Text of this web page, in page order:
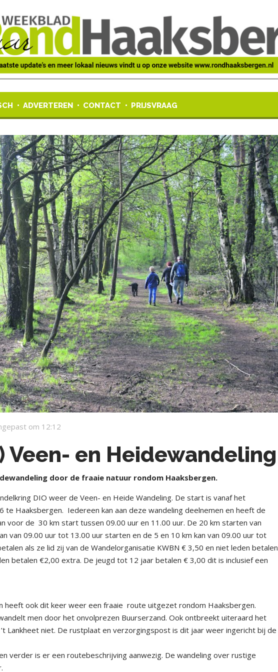
ADVERTEREN CONTACT PRIJSVRAAG
om 12:12
Veen- en Heidewandeling
door de fraaie natuur rondom Haaksbergen.
DIO weer de Veen- en Heide Wandeling. De start is vanaf het
te Haaksbergen. Iedereen kan aan deze wandeling deelnemen en heeft de
voor de 30 km start tussen 09.00 uur en 11.00 uur. De 20 km starten van
van 09.00 uur tot 13.00 uur starten en de 5 en 10 km kan van 09.00 uur tot
als ze lid zij van de Wandelorganisatie KWBN € 3,50 en niet leden betalen
betalen €2,00 extra. De jeugd tot 12 jaar betalen € 3,00 dit is inclusief een
heeft ook dit keer weer een fraaie route uitgezet rondom Haaksbergen.
men door het onvolprezen Buurserzand. Ook ontbreekt uiteraard het
Lankheet niet. De rustplaat en verzorgingspost is dit jaar weer ingericht bij de
verder is er een routebeschrijving aanwezig. De wandeling over rustige